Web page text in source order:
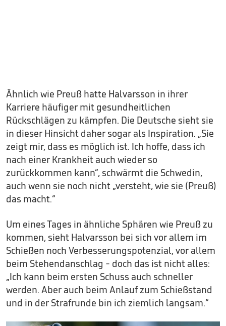
Ähnlich wie Preuß hatte Halvarsson in ihrer
Karriere häufiger mit gesundheitlichen
Rückschlägen zu kämpfen. Die Deutsche sieht sie
in dieser Hinsicht daher sogar als Inspiration. „Sie
zeigt mir, dass es möglich ist. Ich hoffe, dass ich
nach einer Krankheit auch wieder so
zurückkommen kann“, schwärmt die Schwedin,
auch wenn sie noch nicht „versteht, wie sie (Preuß)
das macht.“
Um eines Tages in ähnliche Sphären wie Preuß zu
kommen, sieht Halvarsson bei sich vor allem im
Schießen noch Verbesserungspotenzial, vor allem
beim Stehendanschlag - doch das ist nicht alles:
„Ich kann beim ersten Schuss auch schneller
werden. Aber auch beim Anlauf zum Schießstand
und in der Strafrunde bin ich ziemlich langsam.“